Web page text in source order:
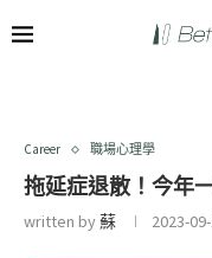
Career 職場心理學
拖延症退散！今年
written by蘇 2023-